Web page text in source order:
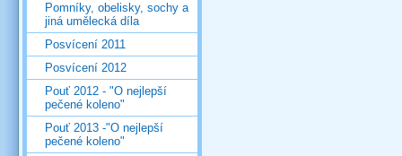
Pomníky, obelisky, sochy a
jiná umělecká díla
Posvícení 2011
Posvícení 2012
Pouť 2012 - "O nejlepší
pečené koleno"
Pouť 2013 -"O nejlepší
pečené koleno"